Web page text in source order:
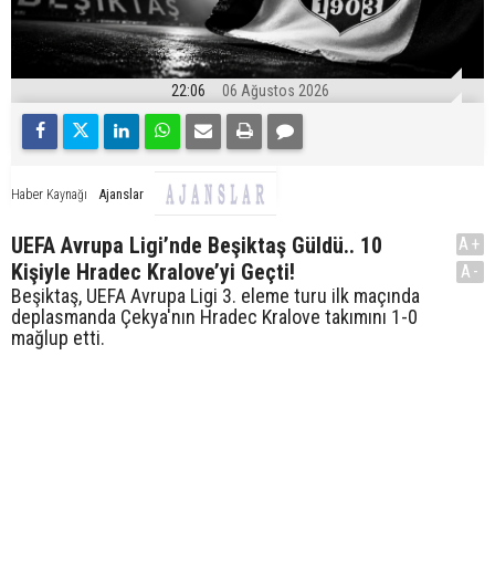
22:06 06 Ağustos 2026
Haber Kaynağı Ajanslar
UEFA Avrupa Ligi’nde Beşiktaş Güldü.. 10
Kişiyle Hradec Kralove’yi Geçti!
Beşiktaş, UEFA Avrupa Ligi 3. eleme turu ilk maçında
deplasmanda Çekya'nın Hradec Kralove takımını 1-0
mağlup etti.
A+
A-